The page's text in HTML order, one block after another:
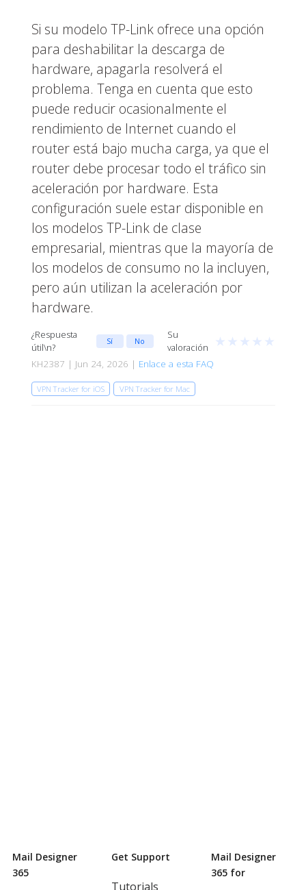
Si su modelo TP-Link ofrece una opción
para deshabilitar la descarga de
hardware, apagarla resolverá el
problema. Tenga en cuenta que esto
puede reducir ocasionalmente el
rendimiento de Internet cuando el
router está bajo mucha carga, ya que el
router debe procesar todo el tráfico sin
aceleración por hardware. Esta
configuración suele estar disponible en
los modelos TP-Link de clase
empresarial, mientras que la mayoría de
los modelos de consumo no la incluyen,
pero aún utilizan la aceleración por
hardware.
¿Respuesta
útil\n?
Sí No
Su
valoración
★ ★ ★ ★ ★
KH2387 | Jun 24, 2026 | Enlace a esta FAQ
VPN Tracker for iOS VPN Tracker for Mac
Mail Designer
365
Get Support
Tutorials
Mail Designer
365 for